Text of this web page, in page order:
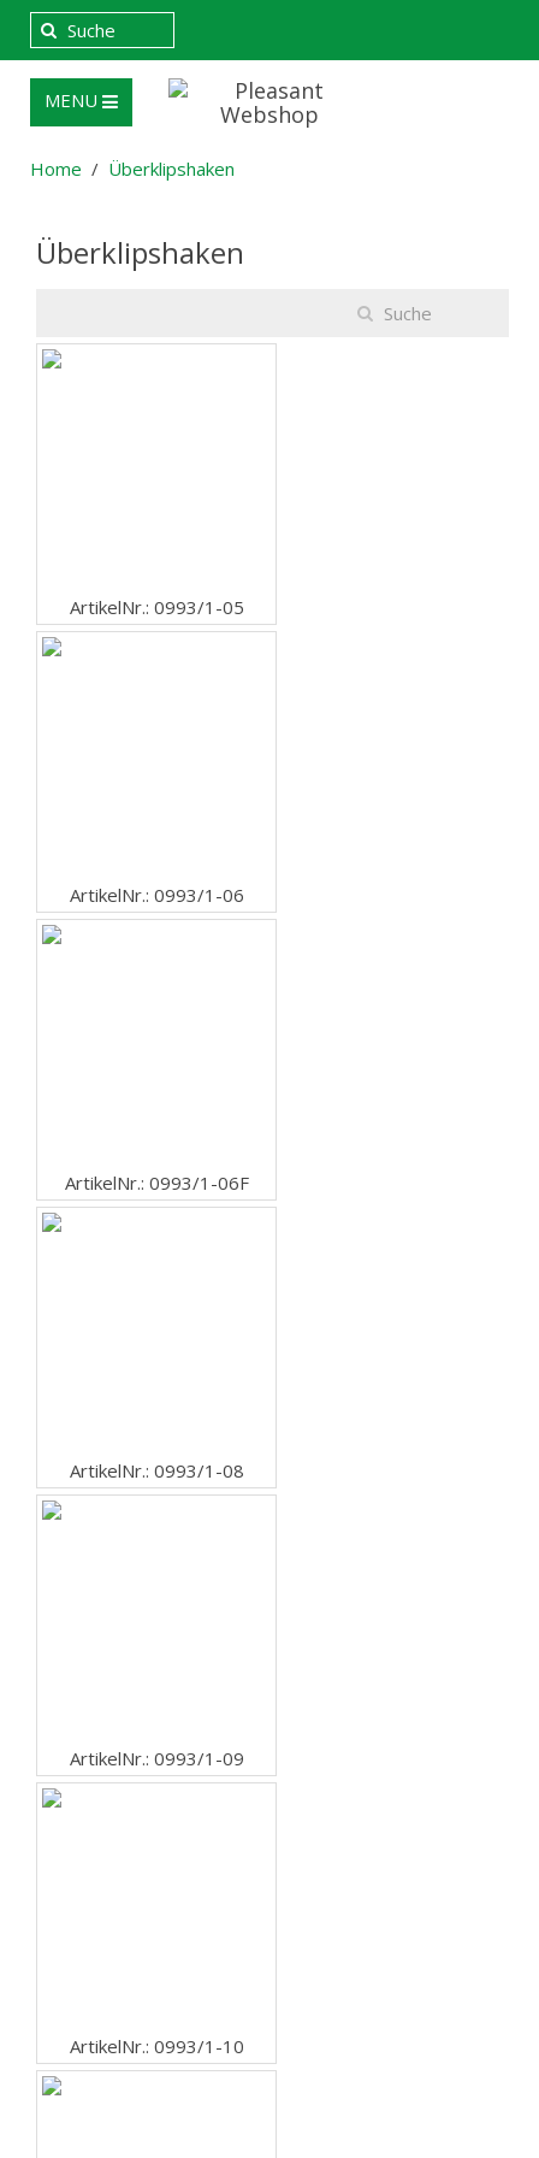
MENU
Home Überklipshaken
Überklipshaken
ArtikelNr.: 0993/1-05
ArtikelNr.: 0993/1-06
ArtikelNr.: 0993/1-06F
ArtikelNr.: 0993/1-08
ArtikelNr.: 0993/1-09
ArtikelNr.: 0993/1-10